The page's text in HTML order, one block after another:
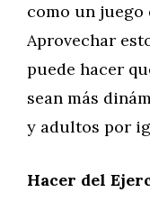
como un juego
Aprovechar
puede hacer
sean más
y adultos por
Hacer del